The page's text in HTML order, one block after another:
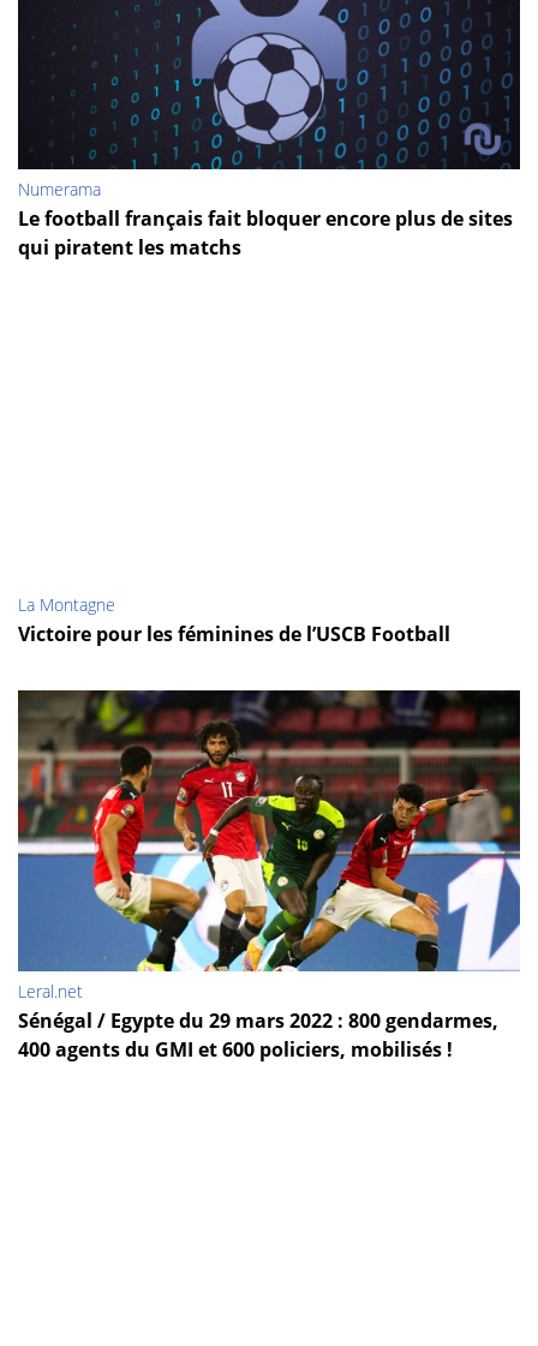
Numerama
Le football français fait bloquer encore plus de sites
qui piratent les matchs
La Montagne
Victoire pour les féminines de l’USCB Football
Leral.net
Sénégal / Egypte du 29 mars 2022 : 800 gendarmes,
400 agents du GMI et 600 policiers, mobilisés !